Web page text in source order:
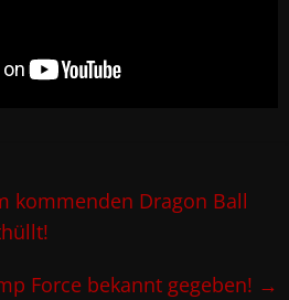
kommenden Dragon Ball
Force bekannt gegeben! →